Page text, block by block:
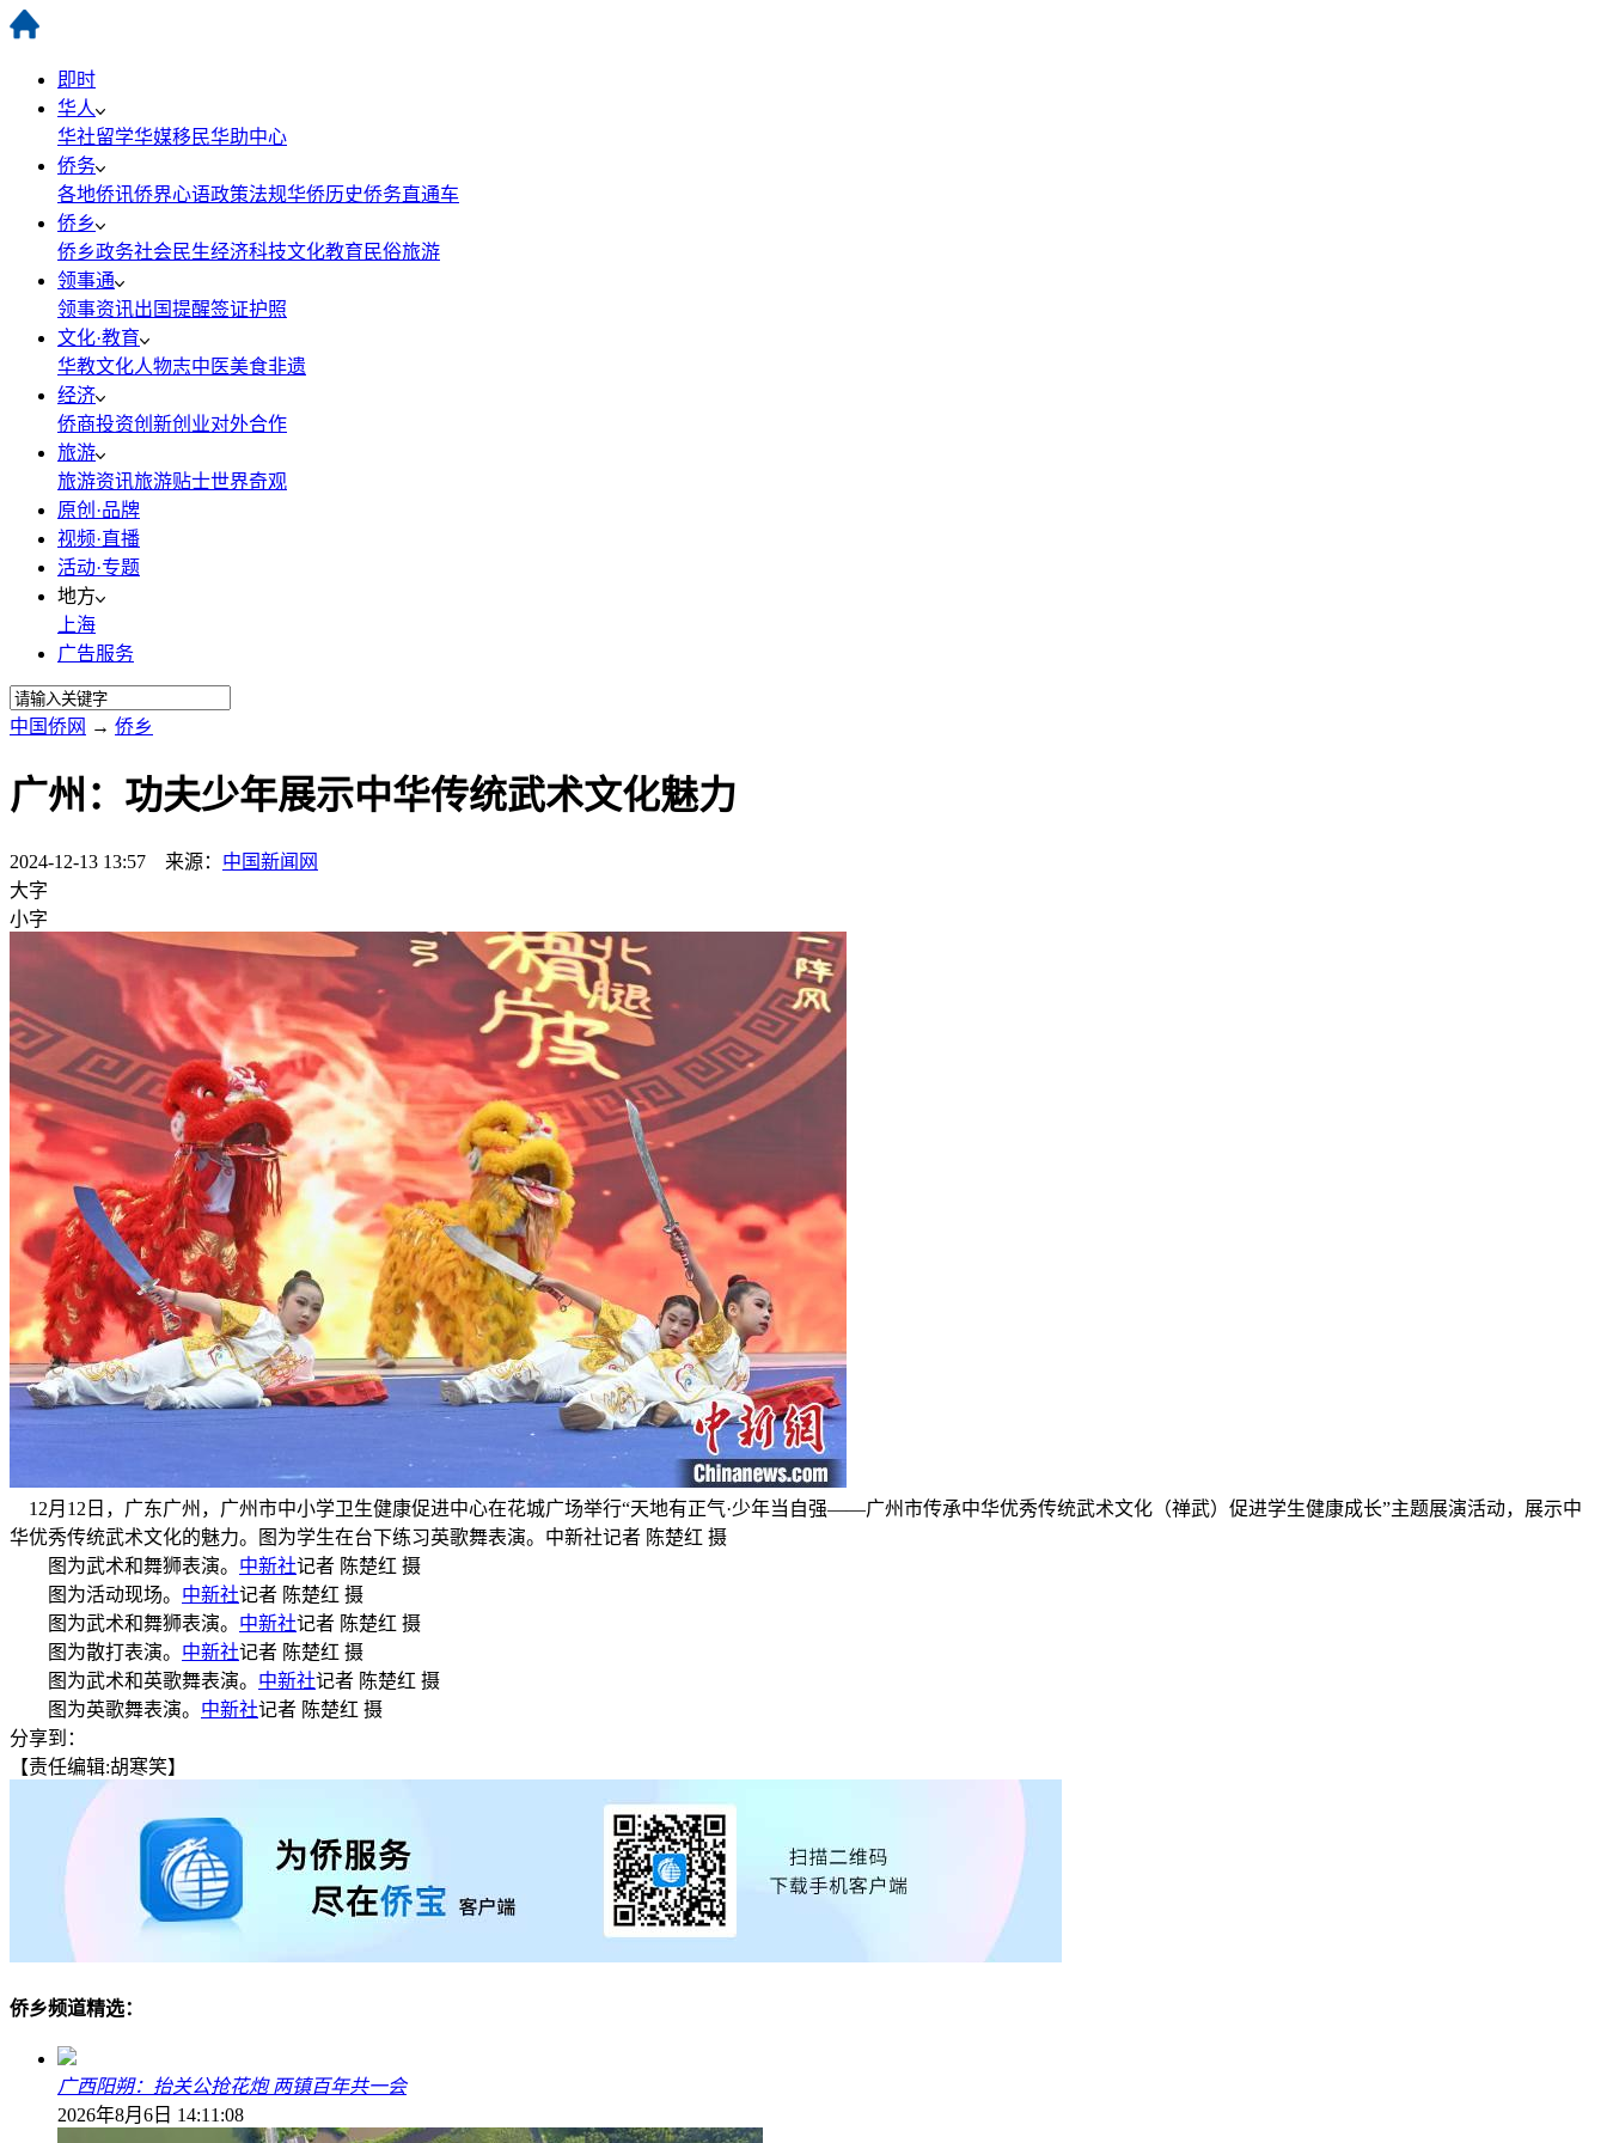
即时
华人
华社留学华媒移民华助中心
侨务
各地侨讯侨界心语政策法规华侨历史侨务直通车
侨乡
侨乡政务社会民生经济科技文化教育 民俗旅游
领事通
领事资讯出国提醒签证护照
文化·教育
华教文化人物志中医美食非遗
经济
侨商投资创新创业对外合作
旅游
旅游资讯旅游贴士世界奇观
原创·品牌
视频·直播
活动·专题
地方
上海
广告服务
中国侨网 → 侨乡
广州：功夫少年展示中华传统武术文化魅力
2024-12-13 13:57 来源： 中国新闻网
大字
小字
12月12日，广东广州，广州市中小学卫生健康促进中心在花城广场举行“天地有正气·少年当自强——广州市传承中华优秀传统武术文化（禅武）促进学生健康成长”主题展演活动，展示中
华优秀传统武术文化的魅力。图为学生在台下练习英歌舞表演。中新社记者 陈楚红 摄
图为武术和舞狮表演。 中新社记者 陈楚红 摄
图为活动现场。 中新社记者 陈楚红 摄
图为武术和舞狮表演。 中新社记者 陈楚红 摄
图为散打表演。 中新社记者 陈楚红 摄
图为武术和英歌舞表演。 中新社记者 陈楚红 摄
图为英歌舞表演。 中新社记者 陈楚红 摄
分享到：
【责任编辑:胡寒笑】
侨乡频道精选：
广西阳朔：抬关公抢花炮 两镇百年共一会
2026年8月6日 14:11:08